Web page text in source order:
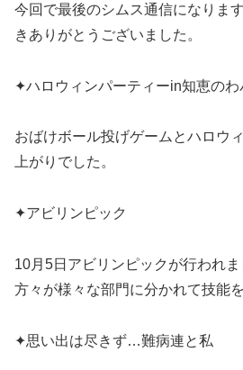
今回で最後のシムス通信になりま
きありがとうございました。
✦ハロウィンパーティーin知恵のわ
おばけボール投げゲームとハロウ
上がりでした。
✦アビリンピック
10月5日アビリンピックが行われ
方々が様々な部門に分かれて技能
✦思い出は尽きず…難病連と私